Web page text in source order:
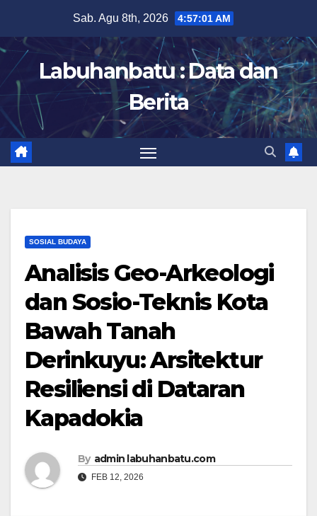
content
Sab. Agu 8th, 2026 4:57:02 AM
Labuhanbatu : Data dan
Berita
SOSIAL BUDAYA
Analisis Geo-Arkeologi
dan Sosio-Teknis Kota
Bawah Tanah
Derinkuyu: Arsitektur
Resiliensi di Dataran
Kapadokia
By admin labuhanbatu.com
FEB 12, 2026